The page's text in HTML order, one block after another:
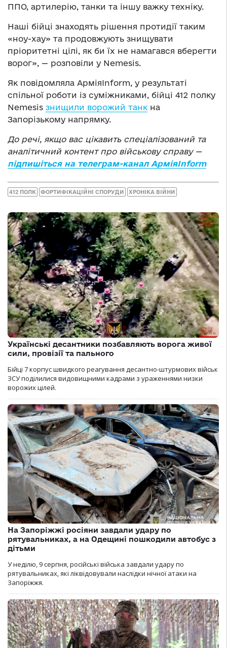
ППО, артилерію, танки та іншу важку техніку.
Наші бійці знаходять рішення протидії таким
«ноу-хау» та продовжують знищувати
пріоритетні цілі, як би їх не намагався вберегти
ворог», — розповіли у Nemesis.
Як повідомляла АрміяInform, у результаті
спільної роботи із суміжниками, бійці 412 полку
Nemesis знищили ворожий танк на
Запорізькому напрямку.
До речі, якщо вас цікавить спеціалізований та
аналітичний контент про військову справу —
підпишіться на телеграм-канал АрміяInform
412 ПОЛК ФОРТИФІКАЦІЙНІ СПОРУДИ ХРОНІКА ВІЙНИ
Українські десантники позбавляють ворога живої
сили, провізії та пального
Бійці 7 корпус швидкого реагування десантно-штурмових військ
ЗСУ поділилися видовищними кадрами з ураженнями низки
ворожих цілей.
На Запоріжжі росіяни завдали удару по
рятувальниках, а на Одещині пошкодили автобус з
дітьми
У неділю, 9 серпня, російські війська завдали удару по
рятувальниках, які ліквідовували наслідки нічної атаки на
Запоріжжя.